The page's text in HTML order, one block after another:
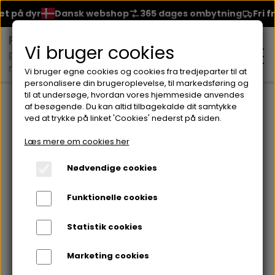
dyr Dansk webshop 365 dages ombytning Fri
MAKEUP
ANSIGT
FOUNDATION
BLUSH
BRYN
GEL
ØJNE
HUDPLEJE
ØJENCREME
HÅRPLEJE
SHAMPOO
Forside Rens & Toner ULTRA GENTLE MICELLARE
Vi bruger cookies
Vi bruger egne cookies og cookies fra tredjeparter til at
personalisere din brugeroplevelse, til markedsføring og
til at undersøge, hvordan vores hjemmeside anvendes
af besøgende. Du kan altid tilbagekalde dit samtykke
ved at trykke på linket 'Cookies' nederst på siden.
Læs mere om cookies her
Nødvendige cookies
Funktionelle cookies
Statistik cookies
Marketing cookies